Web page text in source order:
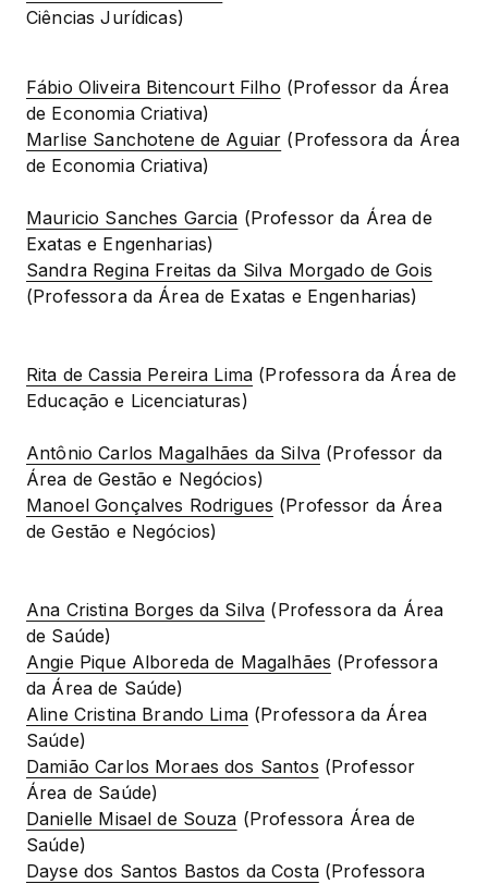
Ciências Jurídicas)
Fábio Oliveira Bitencourt Filho (Professor da Área
Marlise Sanchotene de Aguiar (Professora da Área
de Economia Criativa)
Mauricio Sanches Garcia (Professor da Área de
Sandra Regina Freitas da Silva Morgado de Gois
(Professora da Área de Exatas e Engenharias)
Rita de Cassia Pereira Lima (Professora da Área de
Educação e Licenciaturas)
Antônio Carlos Magalhães da Silva (Professor da
Manoel Gonçalves Rodrigues (Professor da Área
de Gestão e Negócios)
Ana Cristina Borges da Silva (Professora da Área
Angie Pique Alboreda de Magalhães (Professora
Aline Cristina Brando Lima (Professora da Área
Damião Carlos Moraes dos Santos (Professor
Danielle Misael de Souza (Professora Área de
Dayse dos Santos Bastos da Costa (Professora